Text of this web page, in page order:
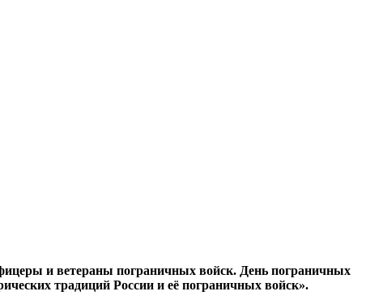
и ветераны пограничных войск. День пограничных
традиций России и её пограничных войск».